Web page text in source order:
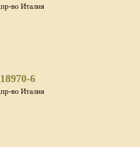
во Италия
6
во Италия